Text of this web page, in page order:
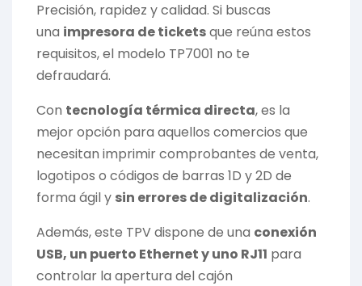
Precisión, rapidez y calidad. Si buscas
una impresora de ticketsque reúna estos
requisitos, el modelo TP7001 no te
defraudará.
Con tecnología térmica directa, es la
mejor opción para aquellos comercios que
necesitan imprimir comprobantes de venta,
logotipos o códigos de barras 1D y 2D de
forma ágil y sin errores de digitalización.
Además, este TPV dispone de una conexión
USB, un puerto Ethernet y uno RJ11 para
controlar la apertura del cajón